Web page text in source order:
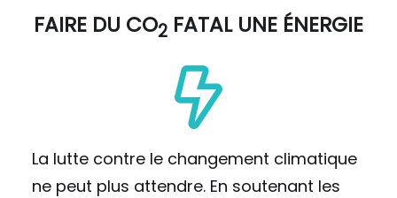
FAIRE DU CO2 FATAL UNE ÉNERGIE
La lutte contre le changement climatique
ne peut plus attendre. En soutenant les